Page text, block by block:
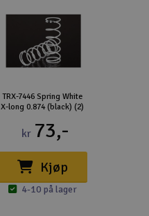
TRX-7446 Spring White
X-long 0.874 (black) (2)
kr 73,-
Kjøp
4-10 på lager